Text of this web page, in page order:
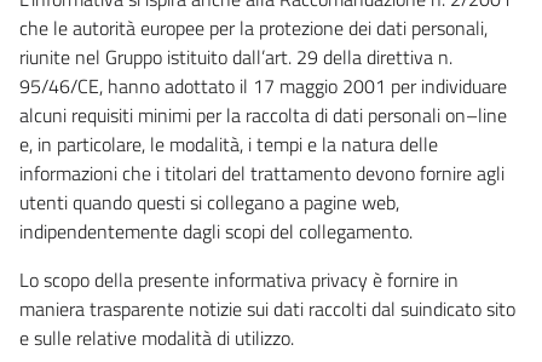
che le autorità europee per la protezione dei dati personali,
riunite nel Gruppo istituito dall’art. 29 della direttiva n.
95/46/CE, hanno adottato il 17 maggio 2001 per individuare
alcuni requisiti minimi per la raccolta di dati personali on–line
e, in particolare, le modalità, i tempi e la natura delle
informazioni che i titolari del trattamento devono fornire agli
utenti quando questi si collegano a pagine web,
indipendentemente dagli scopi del collegamento.
Lo scopo della presente informativa privacy è fornire in
maniera trasparente notizie sui dati raccolti dal suindicato sito
e sulle relative modalità di utilizzo.